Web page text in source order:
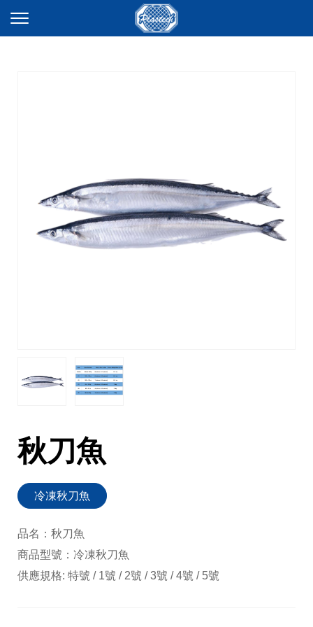
秋刀魚
冷凍秋刀魚
品名：秋刀魚
商品型號：冷凍秋刀魚
供應規格: 特號 / 1號 / 2號 / 3號 / 4號 / 5號